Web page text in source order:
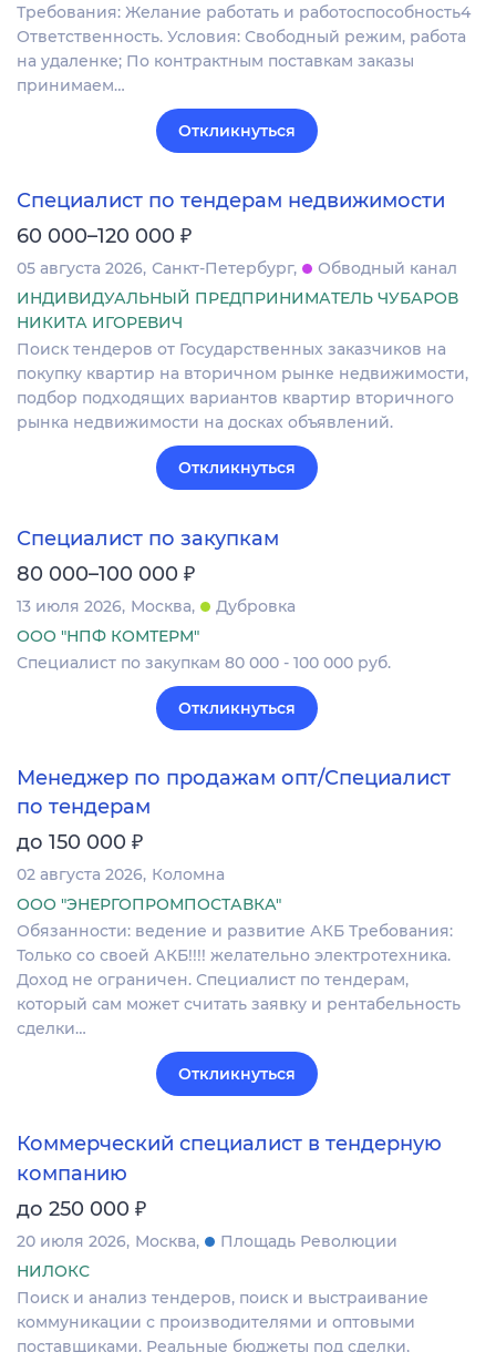
Требования: Желание работать и работоспособность4
Ответственность. Условия: Свободный режим, работа
на удаленке; По контрактным поставкам заказы
принимаем…
Откликнуться
Специалист по тендерам недвижимости
60 000–120 000 ₽
05 августа 2026 Санкт-Петербург
Обводный канал
ИНДИВИДУАЛЬНЫЙ ПРЕДПРИНИМАТЕЛЬ ЧУБАРОВ
НИКИТА ИГОРЕВИЧ
Поиск тендеров от Государственных заказчиков на
покупку квартир на вторичном рынке недвижимости,
подбор подходящих вариантов квартир вторичного
рынка недвижимости на досках объявлений.
Откликнуться
Специалист по закупкам
80 000–100 000 ₽
13 июля 2026 Москва
Дубровка
ООО "НПФ КОМТЕРМ"
Специалист по закупкам 80 000 - 100 000 руб.
Откликнуться
Менеджер по продажам опт/Специалист
по тендерам
до 150 000 ₽
02 августа 2026 Коломна
ООО "ЭНЕРГОПРОМПОСТАВКА"
Обязанности: ведение и развитие АКБ Требования:
Только со своей АКБ!!!! желательно электротехника.
Доход не ограничен. Специалист по тендерам,
который сам может считать заявку и рентабельность
сделки…
Откликнуться
Коммерческий специалист в тендерную
компанию
до 250 000 ₽
20 июля 2026 Москва
Площадь Революции
НИЛОКС
Поиск и анализ тендеров, поиск и выстраивание
коммуникации с производителями и оптовыми
поставщиками. Реальные бюджеты под сделки,